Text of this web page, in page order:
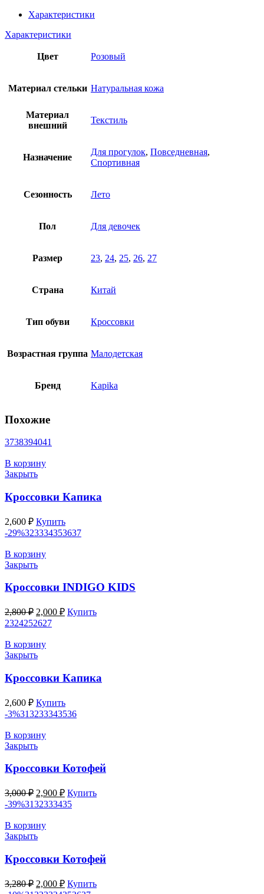
Характеристики
Характеристики
Цвет Розовый
Материал стельки Натуральная кожа
Материал
внешний
Текстиль
Назначение
Для прогулок, Повседневная,
Спортивная
Сезонность Лето
Пол Для девочек
Размер 23, 24, 25, 26, 27
Страна Китай
Тип обуви Кроссовки
Возрастная группа Малодетская
Бренд Kapika
Похожие
3738394041
В корзину
Закрыть
Кроссовки Капика
2,600 ₽ Купить
-29%323334353637
В корзину
Закрыть
Кроссовки INDIGO KIDS
2,800₽ Первоначальная
цена
составляла
2,800 ₽.
2,000 ₽Текущая
цена:
Купить
2324252627
В корзину
Закрыть
Кроссовки Капика
2,600 ₽ Купить
-3%313233343536
В корзину
Закрыть
Кроссовки Котофей
3,000₽ Первоначальная
цена
составляла
3,000 ₽.
2,900 ₽Текущая
цена:
Купить
-39%3132333435
В корзину
Закрыть
Кроссовки Котофей
3,280₽ Первоначальная
цена
2,000 ₽Текущая
цена:
Купить